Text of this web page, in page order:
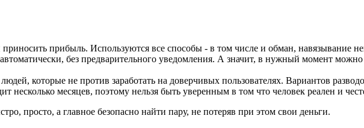
прибыль. Используются все способы - в том числе и обман, навязывание
без предварительного уведомления. А значит, в нужный момент можно
которые не против заработать на доверчивых пользователях. Вариантов
несколько месяцев, поэтому нельзя быть уверенным в том что человек реален и
просто, а главное безопасно найти пару, не потеряв при этом свои деньги.